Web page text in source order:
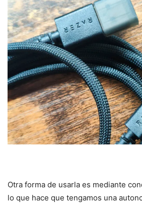
Otra forma de usarla es mediante
lo que hace que tengamos una